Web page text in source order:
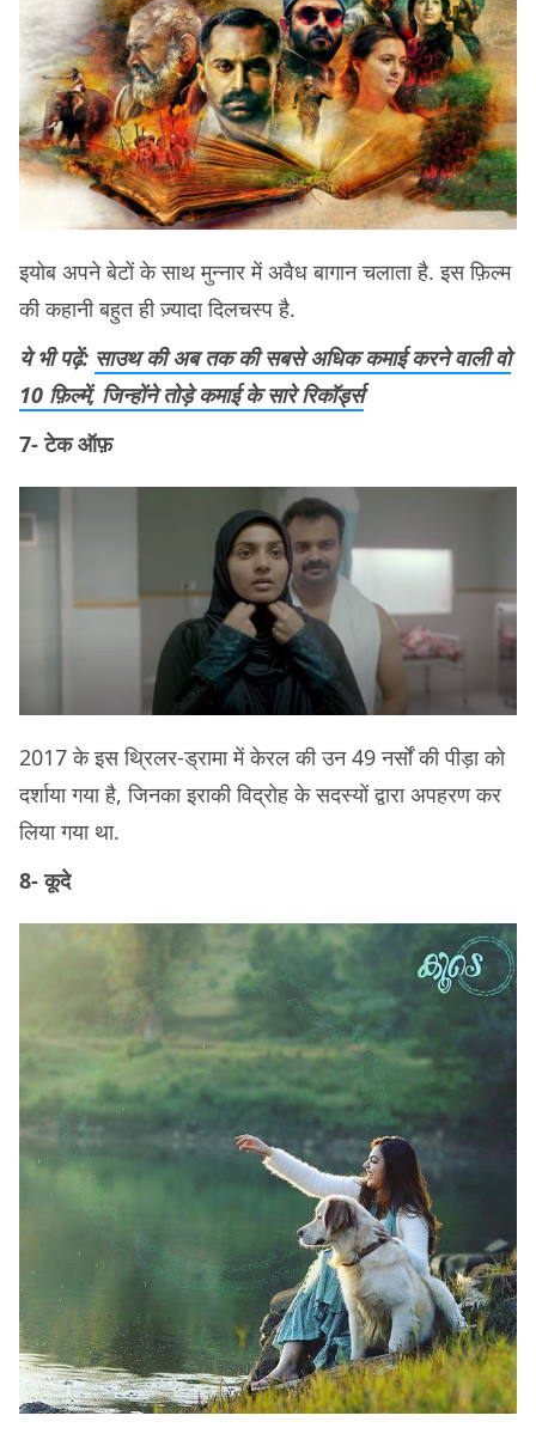
इयोब अपने बेटों के साथ मुन्नार में अवैध बागान चलाता है. इस फ़िल्म
की कहानी बहुत ही ज़्यादा दिलचस्प है.
ये भी पढ़ें: साउथ की अब तक की सबसे अधिक कमाई करने वाली वो
10 फ़िल्में, जिन्होंने तोड़े कमाई के सारे रिकॉर्ड्स
7- टेक ऑफ़
2017 के इस थ्रिलर-ड्रामा में केरल की उन 49 नर्सों की पीड़ा को
दर्शाया गया है, जिनका इराकी विद्रोह के सदस्यों द्वारा अपहरण कर
लिया गया था.
8- कूदे